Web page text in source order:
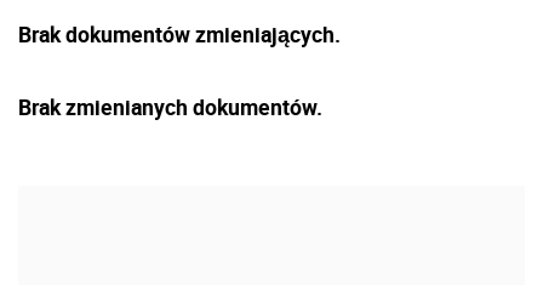
Brak dokumentów zmieniających.
Brak zmienianych dokumentów.